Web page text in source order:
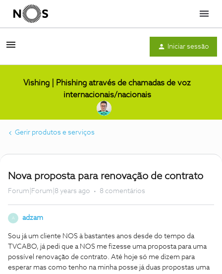
Menu
Iniciar sessão
Vishing | Phishing através de chamadas de voz
internacionais/nacionais
Gerir produtos e serviços
Nova proposta para renovação de contrato
Forum|Forum|8 years ago 8 comentários
A adzam
Sou já um cliente NOS à bastantes anos desde do tempo da
TVCABO, já pedi que a NOS me fizesse uma proposta para uma
possível renovação de contrato. Até hoje só me dizem para
esperar mas como tenho na minha posse já duas propostas uma